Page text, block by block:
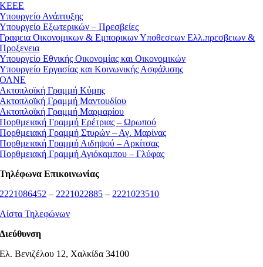
ΚEEE
Υπουργείο Ανάπτυξης
Υπουργείο Εξωτερικών – Πρεσβείες
Γραφεια Οικονομικων & Εμπορικων Υποθεσεων Ελλ.πρεσβειων &
Προξενεια
Υπουργείο Εθνικής Οικονομίας και Οικονομικών
Υπουργείο Εργασίας και Κοινωνικής Ασφάλισης
ΟΛΝΕ
Ακτοπλοϊκή Γραμμή Κύμης
Ακτοπλοϊκή Γραμμή Μαντουδίου
Ακτοπλοϊκή Γραμμή Μαρμαρίου
Πορθμειακή Γραμμή Ερέτριας – Ωρωπού
Πορθμειακή Γραμμή Στυρών – Αγ. Μαρίνας
Πορθμειακή Γραμμή Αιδηψού – Αρκίτσας
Πορθμειακή Γραμμή Αγιόκαμπου – Γλύφας
Τηλέφωνα Επικοινωνίας
2221086452 – 2221022885 – 2221023510
Λίστα Τηλεφώνων
Διεύθυνση
Ελ. Βενιζέλου 12, Χαλκίδα 34100